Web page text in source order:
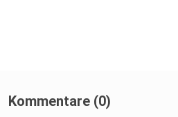
Kommentare (0)